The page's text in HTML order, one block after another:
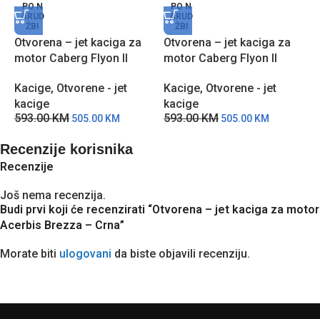
PO N
ARUD
ŽBI
Otvorena – jet kaciga za
motor Caberg Flyon II
Kacige, Otvorene - jet
kacige
593.00KM 505.00 KM
PO N
ARUD
ŽBI
Otvorena – jet kaciga za
motor Caberg Flyon II
Kacige, Otvorene - jet
kacige
593.00KM 505.00 KM
Recenzije korisnika
Recenzije
Još nema recenzija.
Budi prvi koji će recenzirati “Otvorena – jet kaciga za motor
Acerbis Brezza – Crna”
Morate biti ulogovani da biste objavili recenziju.